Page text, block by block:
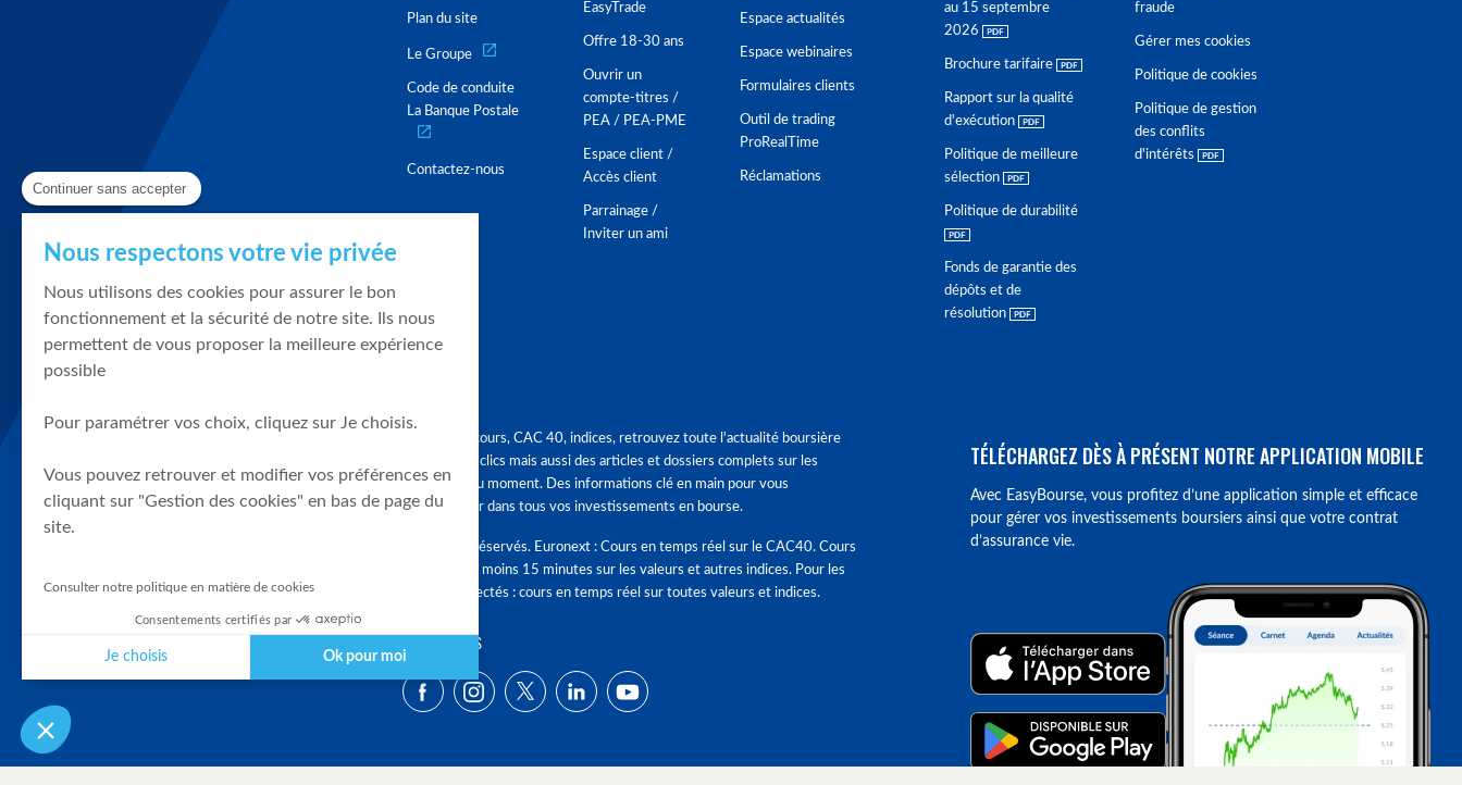
Plan du site
Le Groupe
Code de conduite
La Banque Postale
Contactez-nous
EasyTrade
Offre 18-30 ans
Ouvrir un
compte-titres /
PEA / PEA-PME
Espace client /
Accès client
Parrainage /
Inviter un ami
Espace actualités
Espace webinaires
Formulaires clients
Outil de trading
ProRealTime
Réclamations
au 15 septembre
2026
Brochure tarifaire
Rapport sur la qualité
d'exécution
Politique de meilleure
sélection
Politique de durabilité
Fonds de garantie des
dépôts et de
résolution
fraude
Gérer mes cookies
Politique de cookies
Politique de gestion
des conflits
d'intérêts
Graphique, cours, CAC 40, indices, retrouvez toute l'actualité boursière
en quelques clics mais aussi des articles et dossiers complets sur les
tendances du moment. Des informations clé en main pour vous
accompagner dans tous vos investissements en bourse.
Tous droits réservés. Euronext : Cours en temps réel sur le CAC40. Cours
différés d'au moins 15 minutes sur les valeurs et autres indices. Pour les
clients connectés : cours en temps réel sur toutes valeurs et indices.
SUIVEZ-NOUS
TÉLÉCHARGEZ DÈS À PRÉSENT NOTRE APPLICATION MOBILE
Avec EasyBourse, vous profitez d’une application simple et efficace
pour gérer vos investissements boursiers ainsi que votre contrat
d’assurance vie.
Continuer sans accepter
Nous respectons votre vie privée
Nous utilisons des cookies pour assurer le bon
fonctionnement et la sécurité de notre site. Ils nous
permettent de vous proposer la meilleure expérience
possible
Pour paramétrer vos choix, cliquez sur Je choisis.
Vous pouvez retrouver et modifier vos préférences en
cliquant sur "Gestion des cookies" en bas de page du
site.
Consulter notre politique en matière de cookies
Consentements certifiés par
Je choisis Ok pour moi
Plateforme de Gestion du Consentement : Personnalisez vos Options
Notre plateforme vous permet d'adapter et de gérer vos paramètres de confidentialité, en garantissant la conformité avec les réglementations. Personnalisez vos préférences pour contrôler la manière dont